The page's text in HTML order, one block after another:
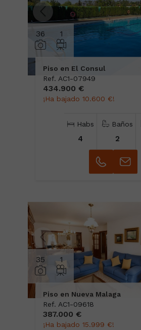
36 1
Piso en El Consul
Ref. AC1-07949
434.900 €
¡Ha bajado 10.600 €!
Habs
4
Baños
2
35 1
Piso en Nueva Malaga
Ref. AC1-09618
387.000 €
¡Ha bajado 15.999 €!